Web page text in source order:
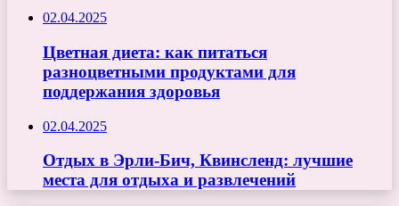
02.04.2025
Цветная диета: как питаться
разноцветными продуктами для
поддержания здоровья
02.04.2025
Отдых в Эрли-Бич, Квинсленд: лучшие
места для отдыха и развлечений